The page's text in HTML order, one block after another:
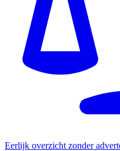
Eerlijk overzicht zonder